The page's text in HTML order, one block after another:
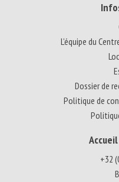
L’équipe du
Dossier de
Politique de
+32